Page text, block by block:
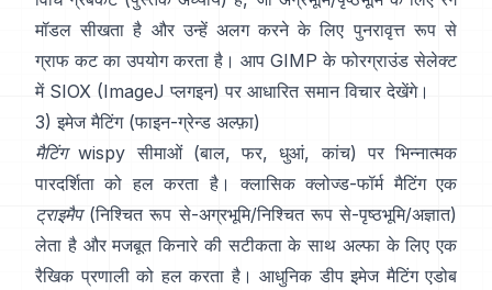
मॉडल सीखता है और उन्हें अलग करने के लिए पुनरावृत्त रूप से
ग्राफ कट का उपयोग करता है। आप GIMP के फोरग्राउंड सेलेक्ट
में SIOX (ImageJ प्लगइन) पर आधारित समान विचार देखेंगे।
3) इमेज मैटिंग (फाइन-ग्रेन्ड अल्फ़ा)
मैटिंगwispy सीमाओं (बाल, फर, धुआं, कांच) पर भिन्नात्मक
पारदर्शिता को हल करता है। क्लासिक क्लोज्ड-फॉर्म मैटिंग एक
ट्राइमैप(निश्चित रूप से-अग्रभूमि/निश्चित रूप से-पृष्ठभूमि/अज्ञात)
लेता है और मजबूत किनारे की सटीकता के साथ अल्फा के लिए एक
रैखिक प्रणाली को हल करता है। आधुनिक डीप इमेज मैटिंग एडोब